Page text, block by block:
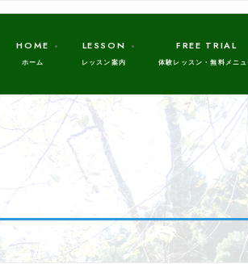
HOME LESSON FREE TRIAL